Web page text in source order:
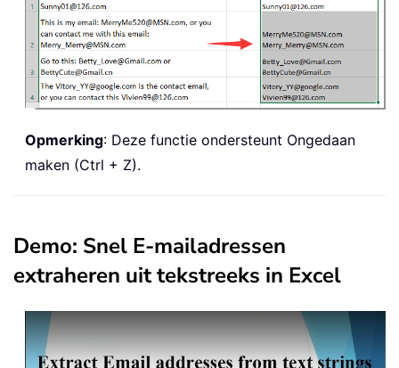
Opmerking: Deze functie ondersteunt Ongedaan
maken (Ctrl + Z).
Demo: Snel E-mailadressen
extraheren uit tekstreeks in Excel